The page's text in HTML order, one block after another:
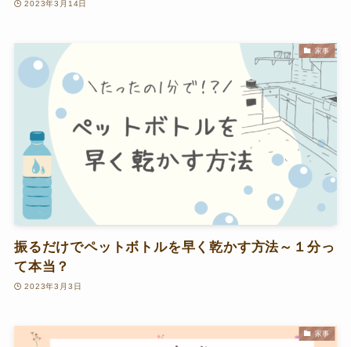
2023年3月14日
家事
振るだけでペットボトルを早く乾かす方法～１分っ
て本当？
2023年3月3日
家事